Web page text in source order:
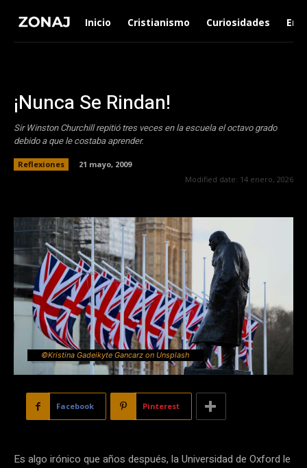
Inicio Cristianismo Curiosidades
¡Nunca Se Rindan!
Sir Winston Churchill repitió tres veces en la escuela el octavo grado
debido a que le costaba aprender.
Reflexiones
21 mayo, 2009
Modified date: 14 enero, 2026
©Kristina Gadeikyte Gancarz on Unsplash
Facebook Pinterest
Es algo irónico que años después, la Universidad de Oxford le